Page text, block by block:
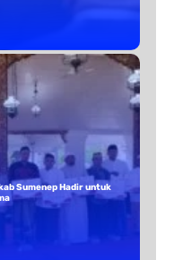
Sumenep Hadir untuk